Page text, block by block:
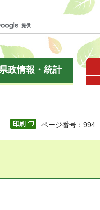
政情報・統計
ページ番号：994